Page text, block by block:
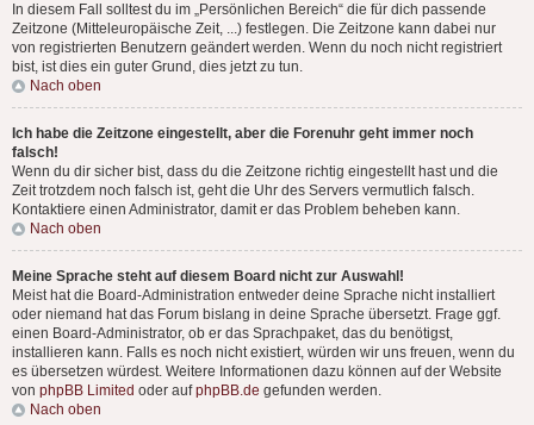
In diesem Fall solltest du im „Persönlichen Bereich“ die für dich passende
Zeitzone (Mitteleuropäische Zeit, ...) festlegen. Die Zeitzone kann dabei nur
von registrierten Benutzern geändert werden. Wenn du noch nicht registriert
bist, ist dies ein guter Grund, dies jetzt zu tun.
Nach oben
Ich habe die Zeitzone eingestellt, aber die Forenuhr geht immer noch
falsch!
Wenn du dir sicher bist, dass du die Zeitzone richtig eingestellt hast und die
Zeit trotzdem noch falsch ist, geht die Uhr des Servers vermutlich falsch.
Kontaktiere einen Administrator, damit er das Problem beheben kann.
Nach oben
Meine Sprache steht auf diesem Board nicht zur Auswahl!
Meist hat die Board-Administration entweder deine Sprache nicht installiert
oder niemand hat das Forum bislang in deine Sprache übersetzt. Frage ggf.
einen Board-Administrator, ob er das Sprachpaket, das du benötigst,
installieren kann. Falls es noch nicht existiert, würden wir uns freuen, wenn du
es übersetzen würdest. Weitere Informationen dazu können auf der Website
von phpBB Limited oder aufphpBB.de gefunden werden.
Nach oben